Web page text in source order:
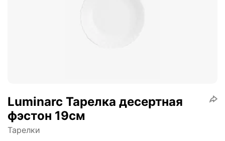
Luminarc Тарелка десертная
фэстон 19см
Тарелки